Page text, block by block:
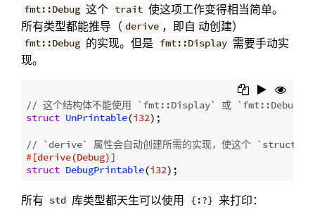
fmt::Debug 这个 trait 使这项工作变得相当简单。
所有类型都能推导（ derive ，即自 动创建）
fmt::Debug 的实现。但是 fmt::Display 需要手动实
现。
// 这个结构体不能使用 `fmt::Display` 或 `fmt::Debug` 来
struct UnPrintable(i32);
// `derive` 属性会自动创建所需的实现，使这个 `struct`
#[derive(Debug)]
struct DebugPrintable(i32
所有 std 库类型都天生可以使用 {:?} 来打印：